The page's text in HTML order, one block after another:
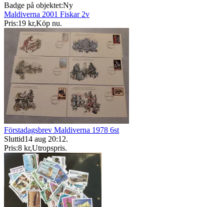
Badge på objektet:Ny
Maldiverna 2001 Fiskar 2v
Pris:19 kr,Köp nu.
Förstadagsbrev Maldiverna 1978 6st
Sluttid14 aug 20:12.
Pris:8 kr,Utropspris.